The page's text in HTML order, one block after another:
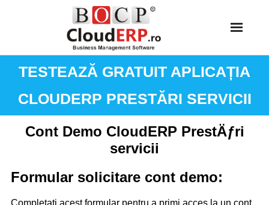
TESTEAZĂ GRATUIT APLICAȚIA
CLOUDERP PRESTĂRI SERVICII